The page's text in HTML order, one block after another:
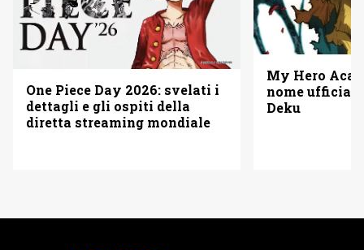
One Piece Day 2026: svelati i
dettagli e gli ospiti della
diretta streaming mondiale
My Hero
nome
Deku